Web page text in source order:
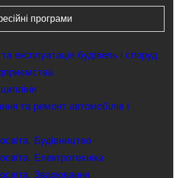
програми
експлуатація будівель і споруд
та ремонт автомобілів і
Будівництво
Електротехніка
Зварювання